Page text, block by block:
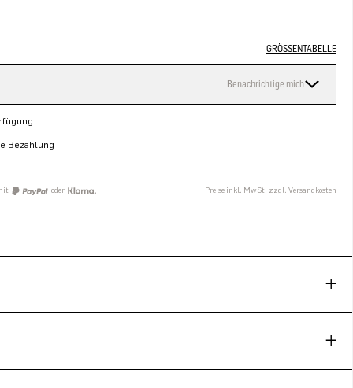
GRÖSSENTABELLE
Benachrichtige mich
Bezahlung
oder Preise inkl. MwSt. zzgl. Versandkosten